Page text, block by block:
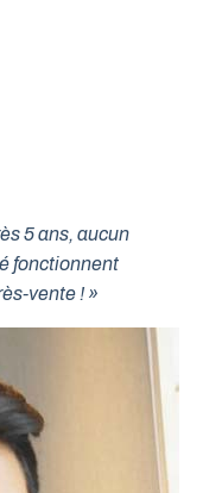
5 ans, aucun
fonctionnent
vente ! »